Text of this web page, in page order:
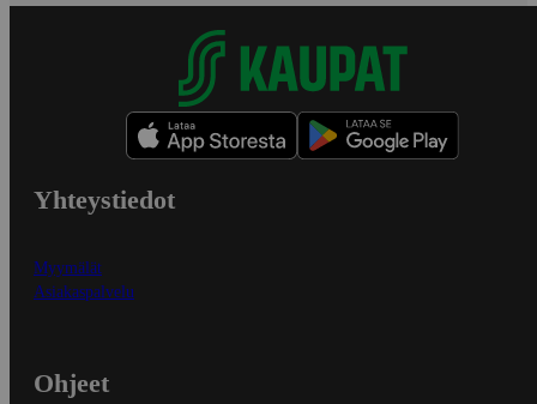
Yhteystiedot
Myymälät
Asiakaspalvelu
Ohjeet